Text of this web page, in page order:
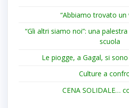
“Abbiamo trovato
“Gli altri siamo noi”: una
scuola
Le piogge, a Gagal, si
Culture a
CENA SOLIDALE…